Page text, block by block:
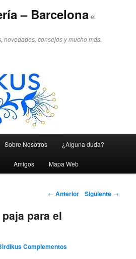
– Barcelona el
novedades, consejos y mucho más.
Sobre Nosotros ¿Alguna duda?
Amigos Mapa Web
Navegador de artículos
← Anterior Siguiente →
para el
Complementos